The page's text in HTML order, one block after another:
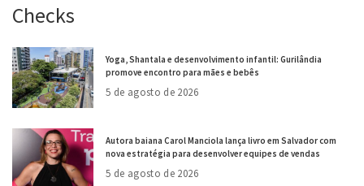
Checks
Yoga, Shantala e desenvolvimento infantil: Gurilândia
promove encontro para mães e bebês
5 de agosto de 2026
Autora baiana Carol Manciola lança livro em Salvador com
nova estratégia para desenvolver equipes de vendas
5 de agosto de 2026